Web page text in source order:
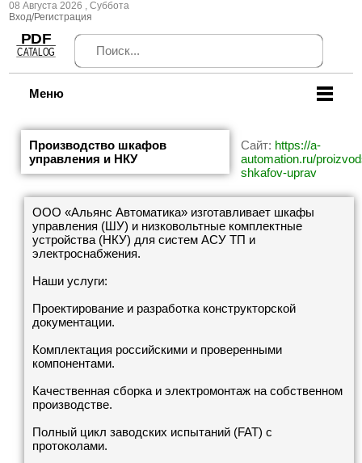
08 Августа 2026 , Суббота
Вход/Регистрация
Меню
Производство шкафов
управления и НКУ
Сайт: https://a-
automation.ru/
shkafov-uprav
ООО «Альянс Автоматика» изготавливает шкафы
управления (ШУ) и низковольтные комплектные
устройства (НКУ) для систем АСУ ТП и
электроснабжения.
Наши услуги:
Проектирование и разработка конструкторской
документации.
Комплектация российскими и проверенными
компонентами.
Качественная сборка и электромонтаж на собственном
производстве.
Полный цикл заводских испытаний (FAT) с
протоколами.